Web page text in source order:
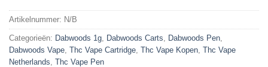
Artikelnummer: N/B
Categorieën: Dabwoods 1g Dabwoods Carts Dabwoods Pen​
Dabwoods Vape​ Thc Vape Cartridge Thc Vape Kopen Thc Vape
Netherlands Thc Vape Pen